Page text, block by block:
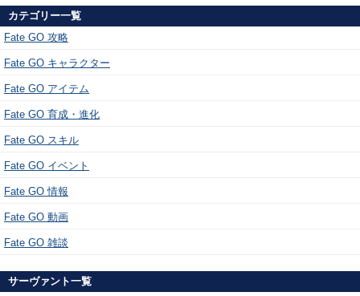
カテゴリー一覧
Fate GO 攻略
Fate GO キャラクター
Fate GO アイテム
Fate GO 育成・進化
Fate GO スキル
Fate GO イベント
Fate GO 情報
Fate GO 動画
Fate GO 雑談
サーヴァント一覧